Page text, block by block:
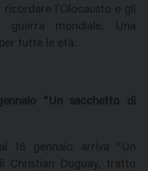
l’Olocausto e gli
guerra mondiale. Una
tutte le età.
“Un sacchetto di
18 gennaio arriva “Un
Christian Duguay, tratto